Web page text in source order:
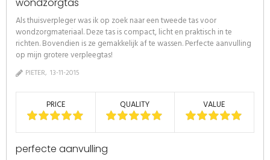
Als thuisverpleger was ik op zoek naar een tweede tas voor
wondzorgmateriaal. Deze tas is compact, licht en praktisch in te
richten. Bovendien is ze gemakkelijk af te wassen. Perfecte aanvulling
op mijn grotere verpleegtas!
PIETER 13-11-2015
PRICE QUALITY VALUE
perfecte aanvulling